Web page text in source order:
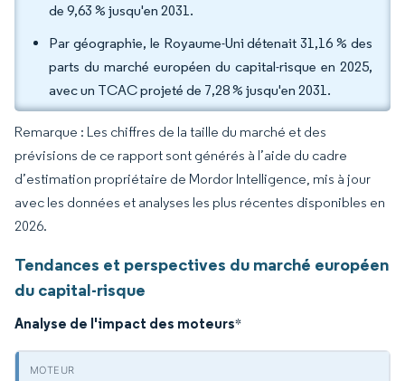
de 9,63 % jusqu'en 2031.
Par géographie, le Royaume-Uni détenait 31,16 % des
parts du marché européen du capital-risque en 2025,
avec un TCAC projeté de 7,28 % jusqu'en 2031.
Remarque : Les chiffres de la taille du marché et des
prévisions de ce rapport sont générés à l’aide du cadre
d’estimation propriétaire de Mordor Intelligence, mis à jour
avec les données et analyses les plus récentes disponibles en
2026.
Tendances et perspectives du marché européen
du capital-risque
Analyse de l'impact des moteurs*